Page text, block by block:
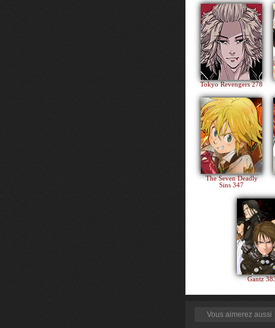
Tokyo Revengers 278
The Seven Deadly
Sins 347
Gantz
Vous aimerez aussi